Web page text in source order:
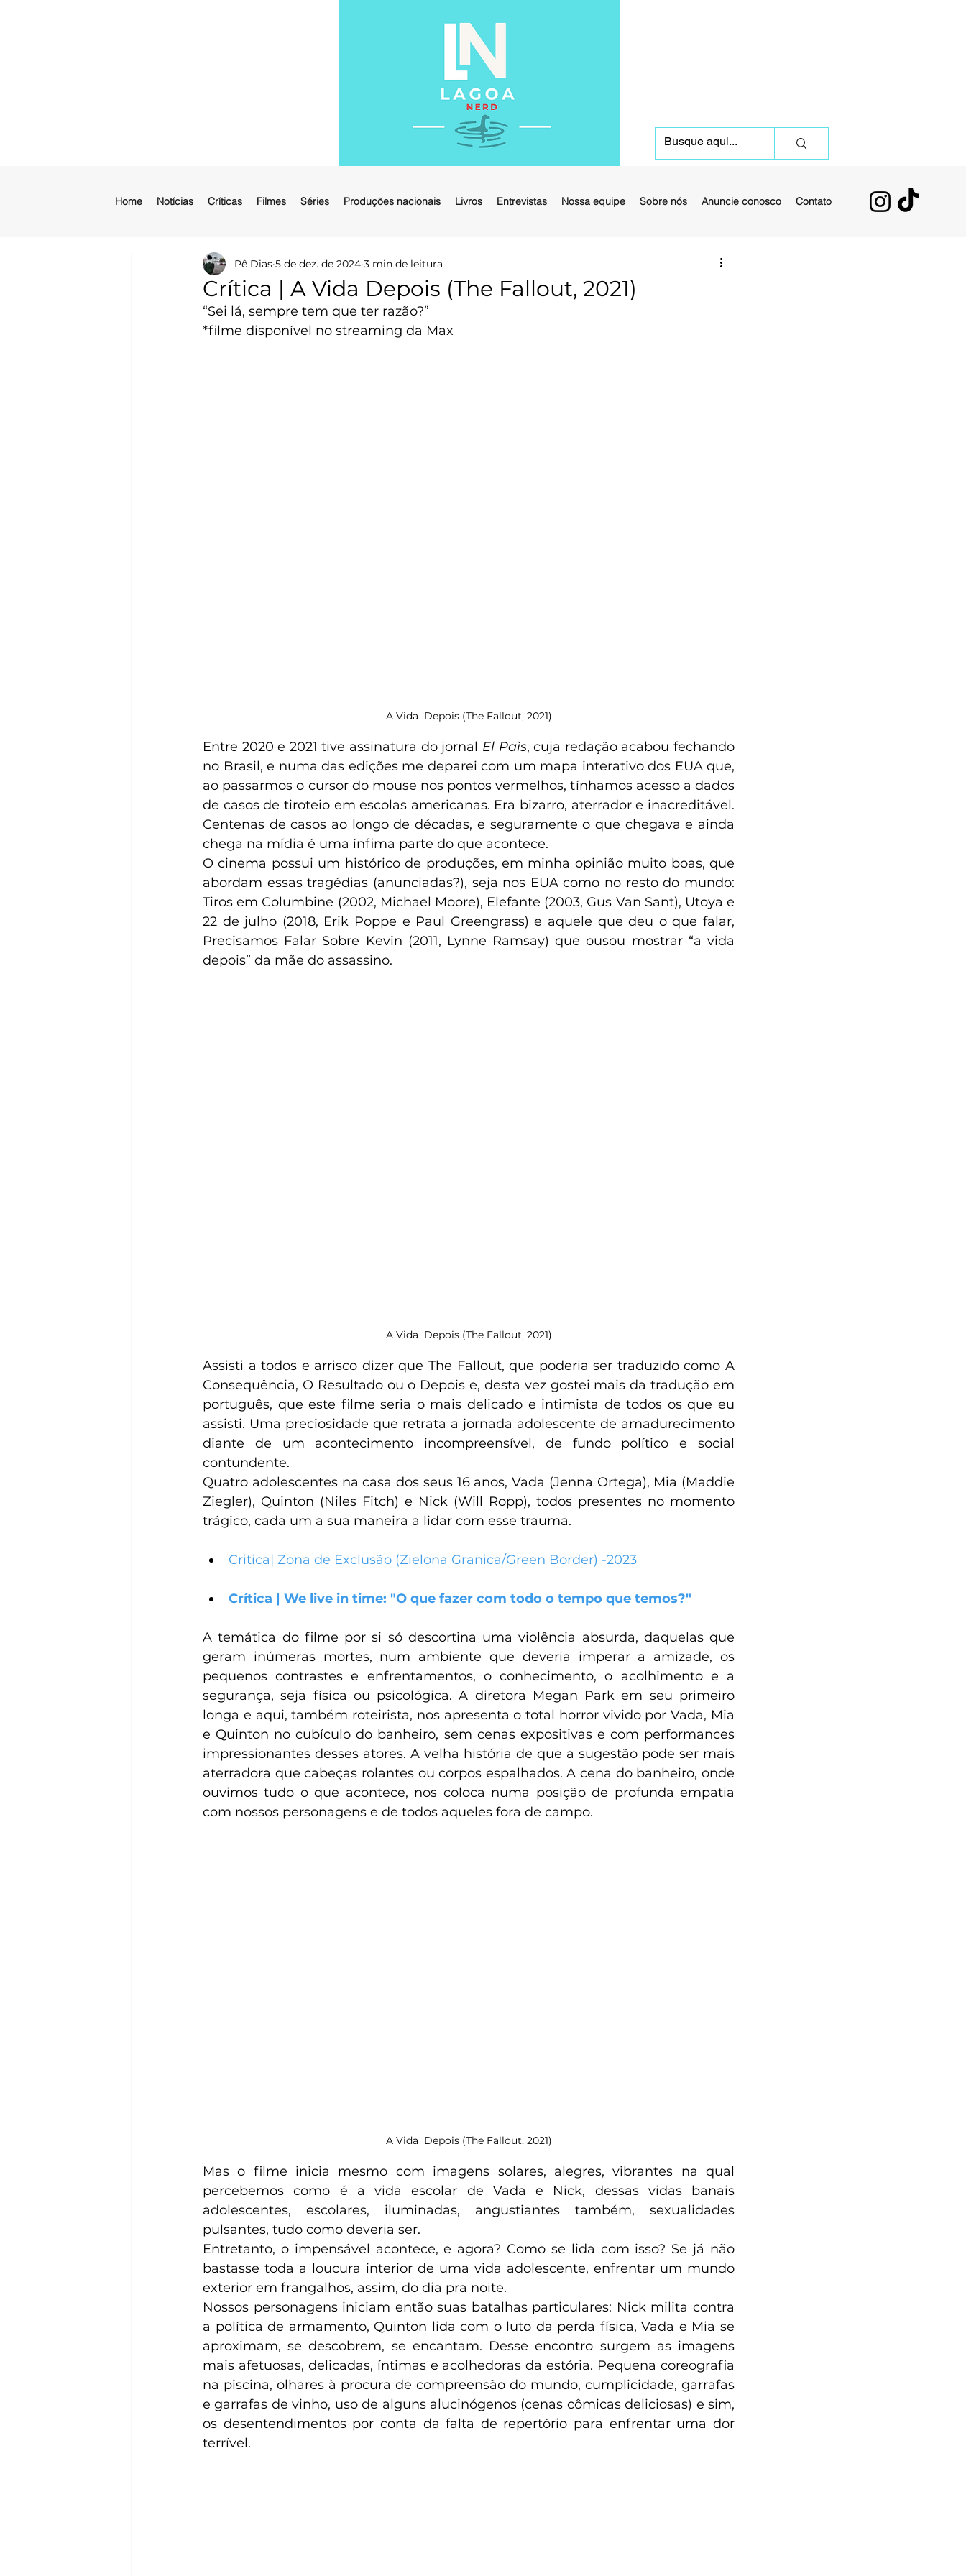
Home Notícias Críticas Filmes Séries Produções nacionais Livros Entrevistas Nossa equipe Sobre nós Anuncie conosco Contato
Crítica | A Vida Depois (The Fallout, 2021)
Pê Dias 5 de dez. de 2024 3 min de leitura
“Sei lá, sempre tem que ter razão?”
*filme disponível no streaming da Max
A Vida  Depois (The Fallout, 2021)
Entre 2020 e 2021 tive assinatura do jornal El Paìs, cuja redação acabou fechando
no Brasil, e numa das edições me deparei com um mapa interativo dos EUA que,
ao passarmos o cursor do mouse nos pontos vermelhos, tínhamos acesso a dados
de casos de tiroteio em escolas americanas. Era bizarro, aterrador e inacreditável.
Centenas de casos ao longo de décadas, e seguramente o que chegava e ainda
chega na mídia é uma ínfima parte do que acontece.
O cinema possui um histórico de produções, em minha opinião muito boas, que
abordam essas tragédias (anunciadas?), seja nos EUA como no resto do mundo:
Tiros em Columbine (2002, Michael Moore), Elefante (2003, Gus Van Sant), Utoya e
22 de julho (2018, Erik Poppe e Paul Greengrass) e aquele que deu o que falar,
Precisamos Falar Sobre Kevin (2011, Lynne Ramsay) que ousou mostrar “a vida
depois” da mãe do assassino.
A Vida  Depois (The Fallout, 2021)
Assisti a todos e arrisco dizer que The Fallout, que poderia ser traduzido como A
Consequência, O Resultado ou o Depois e, desta vez gostei mais da tradução em
português, que este filme seria o mais delicado e intimista de todos os que eu
assisti. Uma preciosidade que retrata a jornada adolescente de amadurecimento
diante de um acontecimento incompreensível, de fundo político e social
contundente.
Quatro adolescentes na casa dos seus 16 anos, Vada (Jenna Ortega), Mia (Maddie
Ziegler), Quinton (Niles Fitch) e Nick (Will Ropp), todos presentes no momento
trágico, cada um a sua maneira a lidar com esse trauma.
Critica| Zona de Exclusão (Zielona Granica/Green Border) -2023
Crítica | We live in time: "O que fazer com todo o tempo que temos?"
A temática do filme por si só descortina uma violência absurda, daquelas que
geram inúmeras mortes, num ambiente que deveria imperar a amizade, os
pequenos contrastes e enfrentamentos, o conhecimento, o acolhimento e a
segurança, seja física ou psicológica. A diretora Megan Park em seu primeiro
longa e aqui, também roteirista, nos apresenta o total horror vivido por Vada, Mia
e Quinton no cubículo do banheiro, sem cenas expositivas e com performances
impressionantes desses atores. A velha história de que a sugestão pode ser mais
aterradora que cabeças rolantes ou corpos espalhados. A cena do banheiro, onde
ouvimos tudo o que acontece, nos coloca numa posição de profunda empatia
com nossos personagens e de todos aqueles fora de campo.
A Vida  Depois (The Fallout, 2021)
Mas o filme inicia mesmo com imagens solares, alegres, vibrantes na qual
percebemos como é a vida escolar de Vada e Nick, dessas vidas banais
adolescentes, escolares, iluminadas, angustiantes também, sexualidades
pulsantes, tudo como deveria ser.
Entretanto, o impensável acontece, e agora? Como se lida com isso? Se já não
bastasse toda a loucura interior de uma vida adolescente, enfrentar um mundo
exterior em frangalhos, assim, do dia pra noite.
Nossos personagens iniciam então suas batalhas particulares: Nick milita contra
a política de armamento, Quinton lida com o luto da perda física, Vada e Mia se
aproximam, se descobrem, se encantam. Desse encontro surgem as imagens
mais afetuosas, delicadas, íntimas e acolhedoras da estória. Pequena coreografia
na piscina, olhares à procura de compreensão do mundo, cumplicidade, garrafas
e garrafas de vinho, uso de alguns alucinógenos (cenas cômicas deliciosas) e sim,
os desentendimentos por conta da falta de repertório para enfrentar uma dor
terrível.